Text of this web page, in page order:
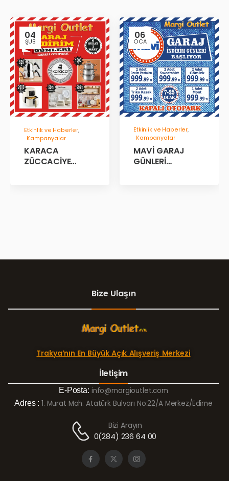
04
ŞUB
Etkinlik ve Haberler,
Kampanyalar
KARACA
ZÜCCACİYE
06
OCA
Etkinlik ve Haberler,
Kampanyalar
MAVİ GARAJ
GÜNLERİ
Bize Ulaşın
Trakya’nın En Büyük Açık Alışveriş Merkezi
İletişim
E-Posta: info@margioutlet.com
Adres : 1. Murat Mah. Atatürk Bulvarı No:22/A Merkez/Edirne
Bizi Arayın
0(284) 236 64 00